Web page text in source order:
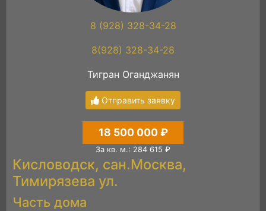
8 (928) 328-34-28
8(928) 328-34-28
Тигран Оганджанян
Отправить заявку
18 500 000 ₽
За кв. м.: 284 615 ₽
Кисловодск, сан.Москва,
Тимирязева ул.
Часть дома